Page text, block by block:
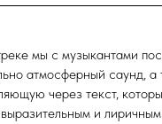
мы с музыкантами
атмосферный саунд, а
через текст,
и